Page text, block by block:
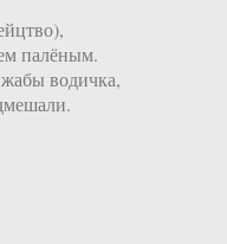
палёным.
водичка,